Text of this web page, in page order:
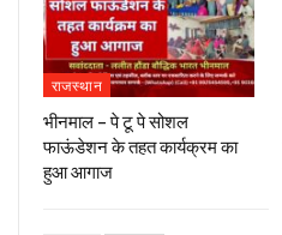
राजस्थान
भीनमाल – पे टू पे सोशल
फाऊंडेशन के तहत कार्यक्रम का
हुआ आगाज